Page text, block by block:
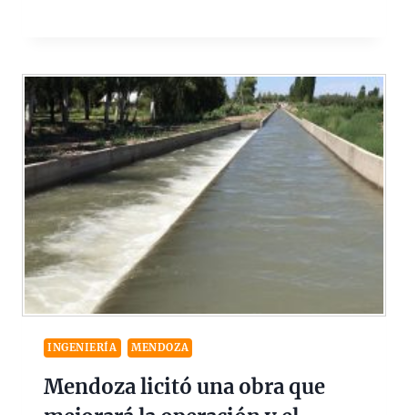
INGENIERÍA MENDOZA
Mendoza licitó una obra que